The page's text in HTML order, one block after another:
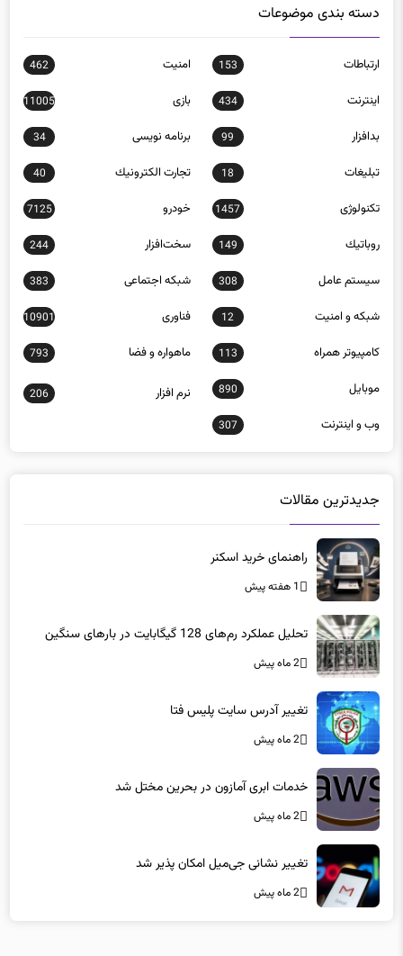
دسته بندی موضوعات
ارتباطات 153 امنيت 462
اينترنت 434 بازی 11005
بدافزار 99 برنامه نويسی 34
تبلیغات 18 تجارت الكترونيك 40
تکنولوژی 1457 خودرو 7125
روباتيك 149 سخت‌افزار 244
سيستم عامل 308 شبكه اجتماعی 383
شبكه و امنيت 12 فناوری 10901
كامپيوتر همراه 113 ماهواره و فضا 793
موبايل 890 نرم افزار 206
وب و اينترنت 307
جدیدترین مقالات
راهنمای خرید اسکنر
1 هفته پیش
تحلیل عملکرد رم‌های 128 گیگابایت در بارهای سنگین
2 ماه پیش
تغییر آدرس سایت پلیس فتا
2 ماه پیش
خدمات ابری آمازون در بحرین مختل شد
2 ماه پیش
تغییر نشانی جی‌میل امکان پذیر شد
2 ماه پیش